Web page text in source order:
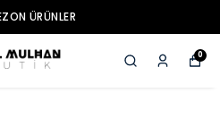
3000 TL VE ÜZERI ÜCRETSIZ KARGO
0